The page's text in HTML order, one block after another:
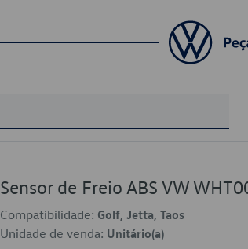
Sensor de Freio ABS VW
Compatibilidade: Golf, Jetta, Taos
Unidade de venda: Unitário(a)